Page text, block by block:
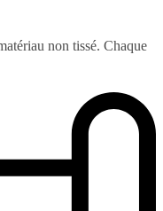
non tissé. Chaque